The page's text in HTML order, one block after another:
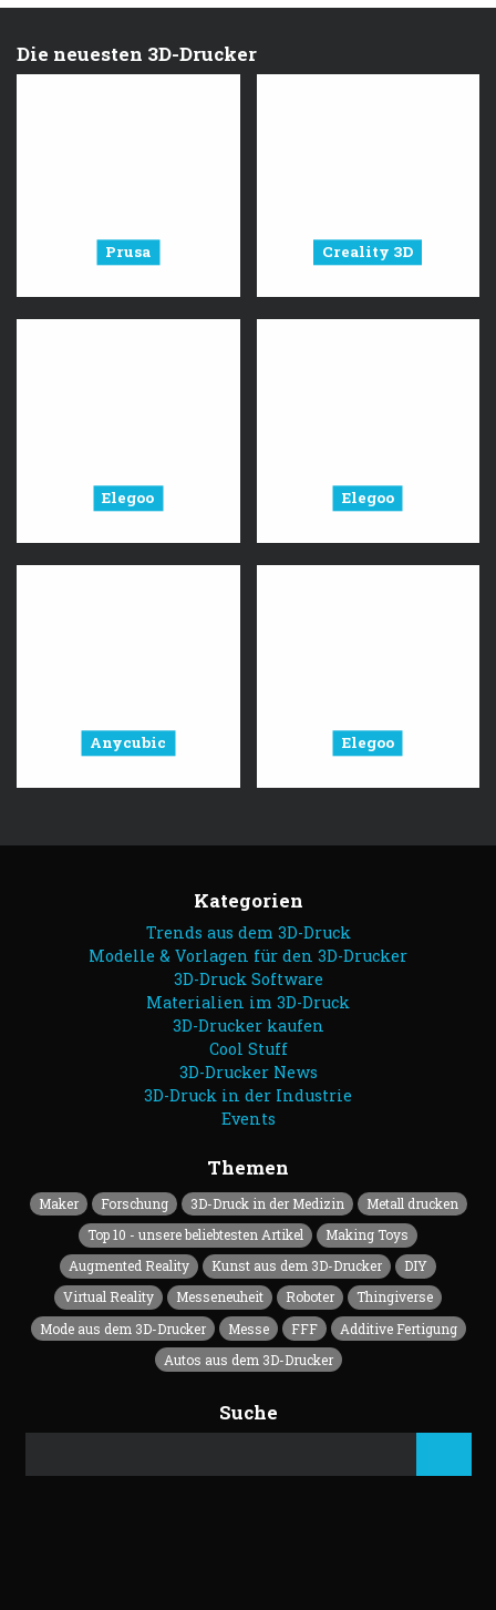
Die neuesten 3D-Drucker
Prusa Creality 3D
Elegoo Elegoo
Anycubic Elegoo
Kategorien
Trends aus dem 3D-Druck
Modelle & Vorlagen für den 3D-Drucker
3D-Druck Software
Materialien im 3D-Druck
3D-Drucker kaufen
Cool Stuff
3D-Drucker News
3D-Druck in der Industrie
Events
Themen
Maker Forschung 3D-Druck in der Medizin
Metall drucken
Top 10 - unsere beliebtesten Artikel
Making Toys
Augmented Reality
Kunst aus dem 3D-Drucker
DIY
Virtual Reality
Messeneuheit Roboter
Thingiverse
Mode aus dem 3D-Drucker
Messe FFF
Additive Fertigung
Autos aus dem 3D-Drucker
Suche